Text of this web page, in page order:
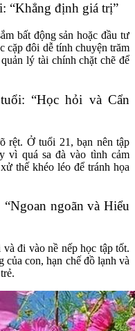
“Khẳng định giá trị”
bất động sản hoặc đầu tư
cặp đôi dễ tính chuyện trăm
lý tài chính chặt chẽ để
“Học hỏi và Cẩn
rệt. Ở tuổi 21, bạn nên tập
vì quá sa đà vào tình cảm
thế khéo léo để tránh họa
ngoãn và Hiểu
đi vào nề nếp học tập tốt.
của con, hạn chế đồ lạnh và